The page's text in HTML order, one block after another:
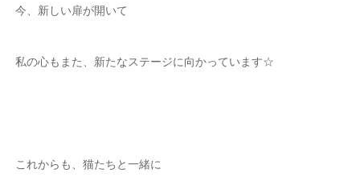
今、新しい扉が開いて
私の心もまた、新たなステージに向かっています☆
これからも、猫たちと一緒に